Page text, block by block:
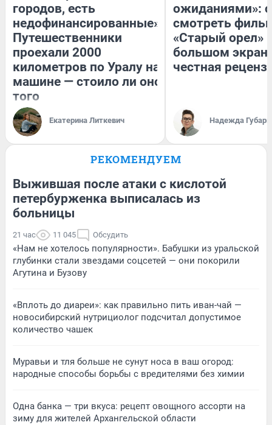
городов, есть
недофинансированные».
Путешественники
проехали 2000
километров по Уралу на
машине — стоило ли оно
того
Екатерина Литкевич
ожиданиями»:
смотреть
«Старый орел»
большом
честная
Надежда Губарь
РЕКОМЕНДУЕМ
Выжившая после атаки с кислотой
петербурженка выписалась из
больницы
21 час 11 045 Обсудить
«Нам не хотелось популярности». Бабушки из уральской
глубинки стали звездами соцсетей — они покорили
Агутина и Бузову
«Вплоть до диареи»: как правильно пить иван-чай —
новосибирский нутрициолог подсчитал допустимое
количество чашек
Муравьи и тля больше не сунут носа в ваш огород:
народные способы борьбы с вредителями без химии
Одна банка — три вкуса: рецепт овощного ассорти на
зиму для жителей Архангельской области